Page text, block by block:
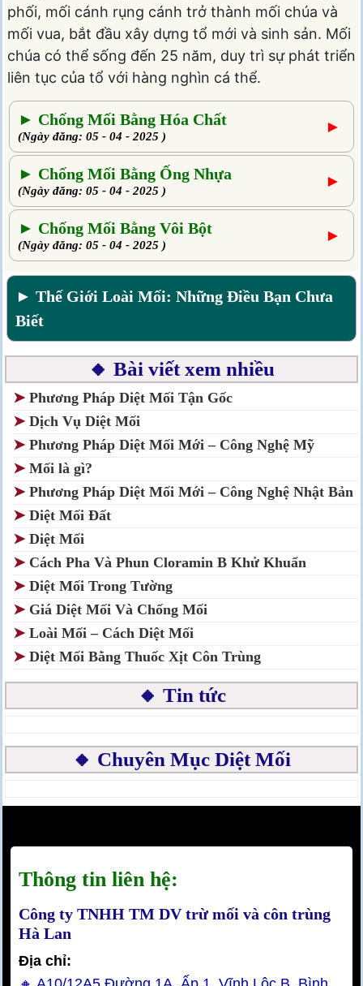
phối, mối cánh rụng cánh trở thành mối chúa và
mối vua, bắt đầu xây dựng tổ mới và sinh sản. Mối
chúa có thể sống đến 25 năm, duy trì sự phát triển
liên tục của tổ với hàng nghìn cá thể.
► Chống Mối Bằng Hóa Chất
(Ngày đăng: 05 - 04 - 2025 )
►
► Chống Mối Bằng Ống Nhựa
(Ngày đăng: 05 - 04 - 2025 )
►
► Chống Mối Bằng Vôi Bột
(Ngày đăng: 05 - 04 - 2025 )
►
► Thế Giới Loài Mối: Những Điều Bạn Chưa
Biết
🔸 Bài viết xem nhiều
➤ Phương Pháp Diệt Mối Tận Gốc
➤ Dịch Vụ Diệt Mối
➤ Phương Pháp Diệt Mối Mới – Công Nghệ Mỹ
➤ Mối là gì?
➤ Phương Pháp Diệt Mối Mới – Công Nghệ Nhật Bản
➤ Diệt Mối Đất
➤ Diệt Mối
➤ Cách Pha Và Phun Cloramin B Khử Khuẩn
➤ Diệt Mối Trong Tường
➤ Giá Diệt Mối Và Chống Mối
➤ Loài Mối – Cách Diệt Mối
➤ Diệt Mối Bằng Thuốc Xịt Côn Trùng
🔸 Tin tức
🔸 Chuyên Mục Diệt Mối
Thông tin liên hệ:
Công ty TNHH TM DV trừ mối và côn trùng
Hà Lan
Địa chỉ: